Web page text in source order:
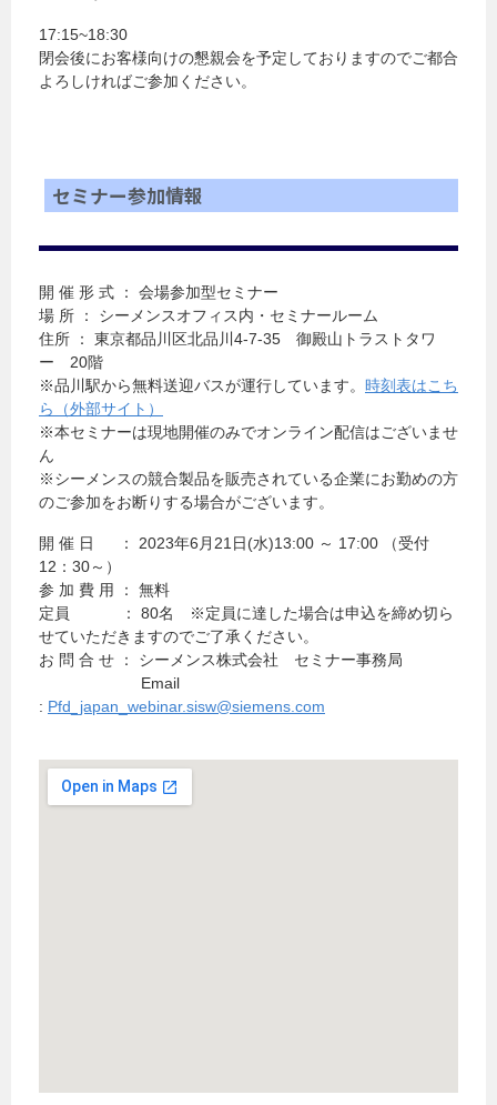
17:15~18:30
閉会後にお客様向けの懇親会を予定しておりますのでご都合
よろしければご参加ください。
セミナー参加情報
開 催 形 式 ： 会場参加型セミナー
場 所 ： シーメンスオフィス内・セミナールーム
住所 ： 東京都品川区北品川4-7-35 御殿山トラストタワ
ー 20階
※品川駅から無料送迎バスが運行しています。 時刻表はこち
ら（外部サイト）
※本セミナーは現地開催のみでオンライン配信はございませ
ん
※シーメンスの競合製品を販売されている企業にお勤めの方
のご参加をお断りする場合がございます。
開 催 日 ： 2023年6月21日(水)13:00 ～ 17:00 （受付
12：30～）
参 加 費 用 ： 無料
定員 ： 80名 ※定員に達した場合は申込を締め切ら
せていただきますのでご了承ください。
お 問 合 せ ： シーメンス株式会社 セミナー事務局
Email
: Pfd_japan_webinar.sisw@siemens.com